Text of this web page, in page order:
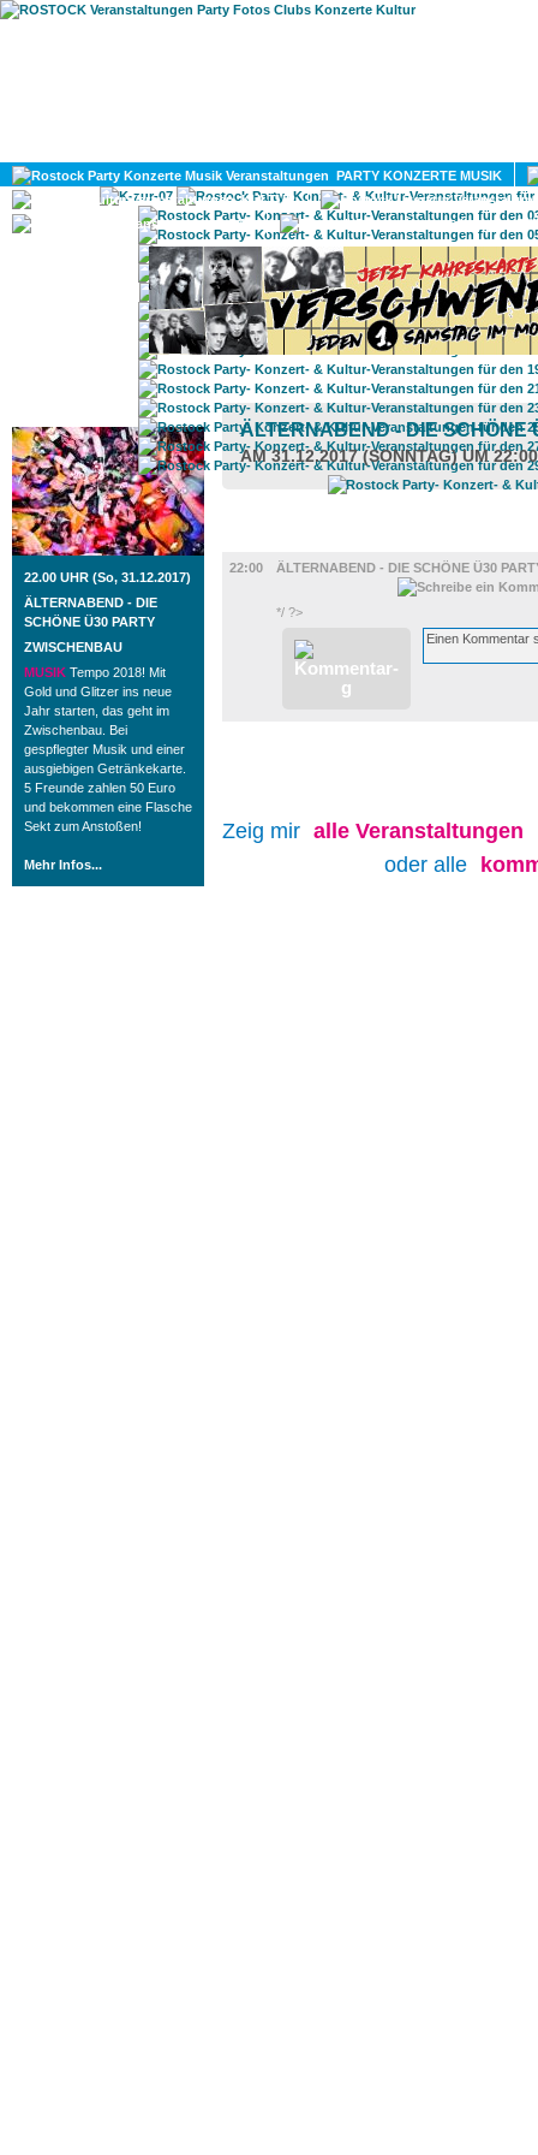
PARTY KONZERTE MUSIK
KULTUR
GAY
ROSTOCK TAGESTIPP
22.00 UHR (So, 31.12.2017)
ÄLTERNABEND - DIE
SCHÖNE Ü30 PARTY
ZWISCHENBAU
MUSIK Tempo 2018! Mit
Gold und Glitzer ins neue
Jahr starten, das geht im
Zwischenbau. Bei
gespflegter Musik und einer
ausgiebigen Getränkekarte.
5 Freunde zahlen 50 Euro
und bekommen eine Flasche
Sekt zum Anstoßen!
Mehr Infos...
ÄLTERNABEND - DIE SCHÖNE
AM 31.12.2017 (SONNTAG) UM
22:00
ÄLTERNABEND - DIE SCHÖNE Ü30
*/ ?>
Zeig mir alle Veranstaltungen
oder alle